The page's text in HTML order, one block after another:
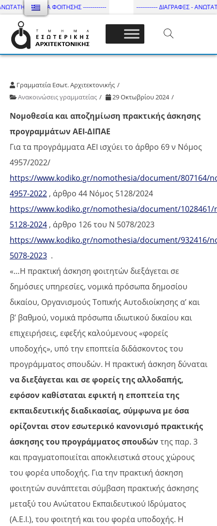
ΔΙΑΡΚΕΙΑ ΦΟΙΤΗΣΗΣ ------------ ----------- ΔΙΑΓΡΑΦΕΣ - ΑΝΩΤΑΤΗ
Τμήμα Εσωτ. Αρχιτεκτονικής – ΔΙ.ΠΑ.Ε
Γραμματεία Εσωτ. Αρχιτεκτονικής
Ανακοινώσεις γραμματείας
29 Οκτωβρίου 2024
Nομοθεσία και αποζημίωση πρακτικής άσκησης
προγραμμάτων ΑΕΙ-ΔΙΠΑΕ
Για τα προγράμματα ΑΕΙ ισχύει το άρθρο 69 ν Νόμος
4957/2022/
https://www.kodiko.gr/nomothesia/document/807164/
4957-2022 , άρθρο 44 Νόμος 5128/2024
https://www.kodiko.gr/nomothesia/document/1028461/
5128-2024 , άρθρο 126 του Ν 5078/2023
https://www.kodiko.gr/nomothesia/document/932416/
5078-2023 .
«…Η πρακτική άσκηση φοιτητών διεξάγεται σε
δημόσιες υπηρεσίες, νομικά πρόσωπα δημοσίου
δικαίου, Οργανισμούς Τοπικής Αυτοδιοίκησης α’ και
β’ βαθμού, νομικά πρόσωπα ιδιωτικού δικαίου και
επιχειρήσεις, εφεξής καλούμενους «φορείς
υποδοχής», υπό την εποπτεία διδάσκοντος του
προγράμματος σπουδών. Η πρακτική άσκηση δύναται
να διεξάγεται και σε φορείς της αλλοδαπής,
εφόσον καθίσταται εφικτή η εποπτεία της
εκπαιδευτικής διαδικασίας, σύμφωνα με όσα
ορίζονται στον εσωτερικό κανονισμό πρακτικής
άσκησης του προγράμματος σπουδών της παρ. 3
και πραγματοποιείται αποκλειστικά στους χώρους
του φορέα υποδοχής. Για την πρακτική άσκηση
φοιτητών συνάπτεται σύμβαση πρακτικής άσκησης
μεταξύ του Ανώτατου Εκπαιδευτικού Ιδρύματος
(Α.Ε.Ι.), του φοιτητή και του φορέα υποδοχής. Η